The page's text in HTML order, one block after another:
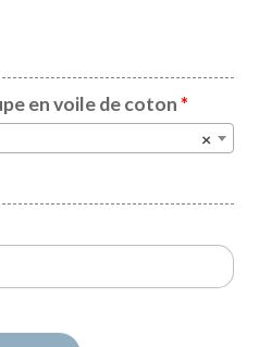
en voile de coton*
×